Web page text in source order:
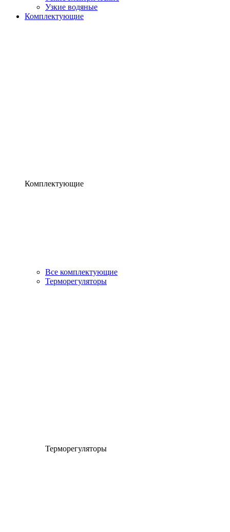
Узкие водяные
Комплектующие
Комплектующие
Все комплектующие
Терморегуляторы
Терморегуляторы